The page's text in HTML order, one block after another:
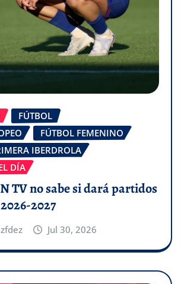
FÚTBOL
FÚTBOL FEMENINO
IBERDROLA
DÍA
TV no sabe si dará partidos
2027
Jul 30, 2026